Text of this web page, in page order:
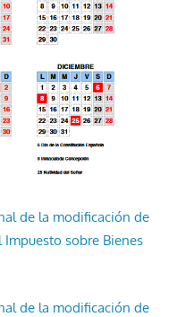
de la modificación de
sobre Bienes
de la modificación de